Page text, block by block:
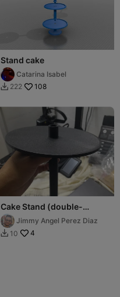
Stand cake
Catarina Isabel
 222 108
Cake Stand (double-
decker)Jimmy Angel Perez Diaz
 10 4